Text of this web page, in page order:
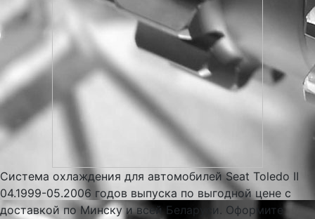
Система охлаждения для автомобилей Seat Toledo II
04.1999-05.2006 годов выпуска по выгодной цене с
доставкой по Минску и всей Беларуси. Оформите